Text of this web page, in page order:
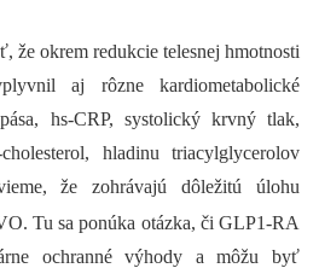
že okrem redukcie telesnej hmotnosti
aj rôzne kardiometabolické
hs-CRP, systolický krvný tlak,
hladinu triacylglycerolov
že zohrávajú dôležitú úlohu
Tu sa ponúka otázka, či GLP1-RA
ochranné výhody a môžu byť